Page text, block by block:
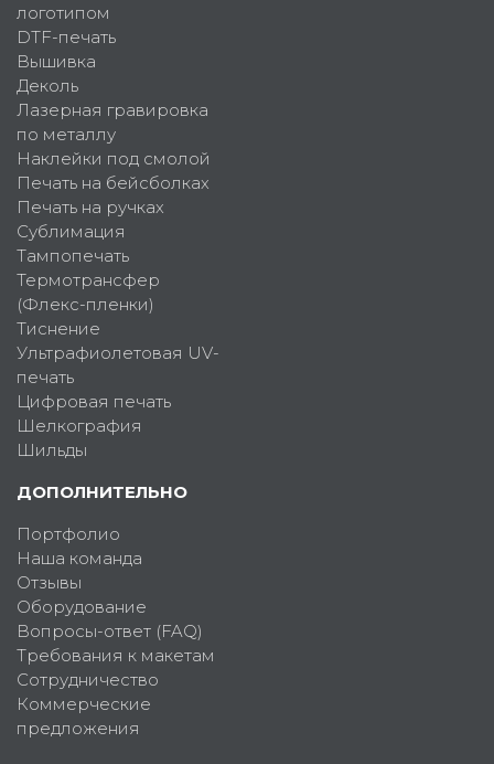
логотипом
DTF-печать
Вышивка
Деколь
Лазерная гравировка
по металлу
Наклейки под смолой
Печать на бейсболках
Печать на ручках
Сублимация
Тампопечать
Термотрансфер
(Флекс-пленки)
Тиснение
Ультрафиолетовая UV-
печать
Цифровая печать
Шелкография
Шильды
ДОПОЛНИТЕЛЬНО
Портфолио
Наша команда
Отзывы
Оборудование
Вопросы-ответ (FAQ)
Требования к макетам
Сотрудничество
Коммерческие
предложения